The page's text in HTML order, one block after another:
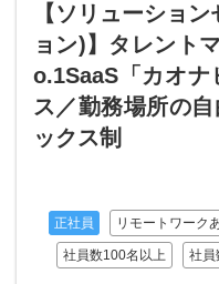
【ソリューショ
ョン)】タレント
o.1SaaS「カオ
ス／勤務場所の
ックス制
正社員 リモートワーク
社員数100名以上 社員